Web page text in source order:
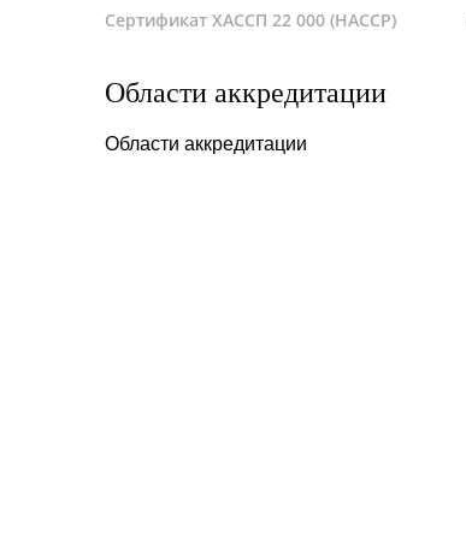
Сертификат ХАССП 22 000 (HACCP)
Области аккредитации
Области аккредитации